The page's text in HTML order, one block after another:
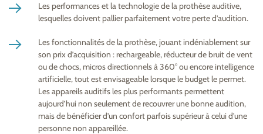
Les performances et la technologie de la prothèse auditive,
lesquelles doivent pallier parfaitement votre perte d’audition.
Les fonctionnalités de la prothèse, jouant indéniablement sur
son prix d’acquisition : rechargeable, réducteur de bruit de vent
ou de chocs, micros directionnels à 360° ou encore intelligence
artificielle, tout est envisageable lorsque le budget le permet.
Les appareils auditifs les plus performants permettent
aujourd’hui non seulement de recouvrer une bonne audition,
mais de bénéficier d’un confort parfois supérieur à celui d’une
personne non appareillée.